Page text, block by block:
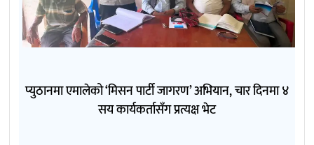
प्युठानमा एमालेको ‘मिसन पार्टी जागरण’ अभियान, चार दिनमा ४
सय कार्यकर्तासँग प्रत्यक्ष भेट